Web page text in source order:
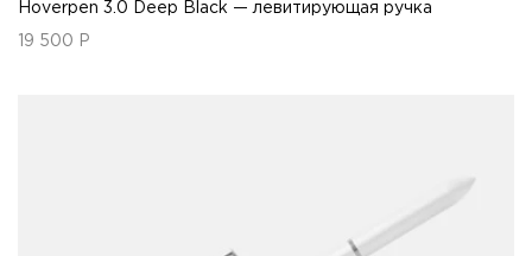
Hoverpen 3.0 Deep Black — левитирующая ручка
19 500 Р